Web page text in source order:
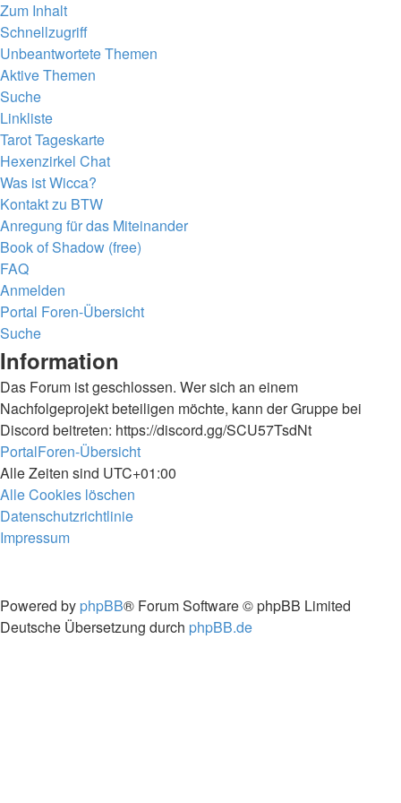
Zum Inhalt
Schnellzugriff
Unbeantwortete Themen
Aktive Themen
Suche
Linkliste
Tarot Tageskarte
Hexenzirkel Chat
Was ist Wicca?
Kontakt zu BTW
Anregung für das Miteinander
Book of Shadow (free)
FAQ
Anmelden
Portal Foren-Übersicht
Suche
Information
Das Forum ist geschlossen. Wer sich an einem
Nachfolgeprojekt beteiligen möchte, kann der Gruppe bei
Discord beitreten: https://discord.gg/SCU57TsdNt
PortalForen-Übersicht
Alle Zeiten sind UTC+01:00
Alle Cookies löschen
Datenschutzrichtlinie
Impressum
Powered by phpBB® Forum Software © phpBB Limited
Deutsche Übersetzung durch phpBB.de